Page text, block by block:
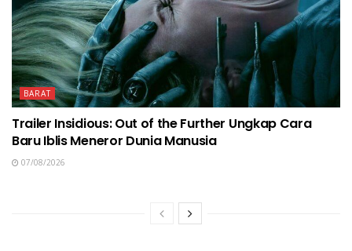
BARAT
Trailer Insidious: Out of the Further Ungkap Cara
Baru Iblis Meneror Dunia Manusia
07/08/2026